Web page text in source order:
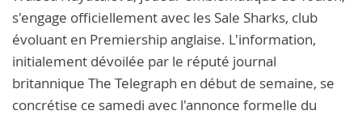
s'engage officiellement avec les Sale Sharks, club
évoluant en Premiership anglaise. L'information,
initialement dévoilée par le réputé journal
britannique The Telegraph en début de semaine, se
concrétise ce samedi avec l'annonce formelle du